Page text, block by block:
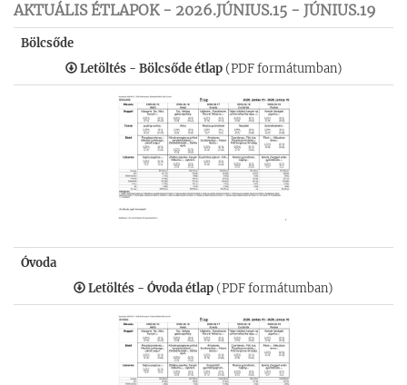
AKTUÁLIS ÉTLAPOK - 2026.JÚNIUS.15 - JÚNIUS.19
Bölcsőde
Letöltés - Bölcsőde étlap (PDF formátumban)
Óvoda
Letöltés - Óvoda étlap (PDF formátumban)